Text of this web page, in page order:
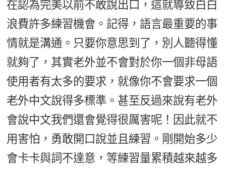
在認為完美以前不敢說出口，這就導致白白
浪費許多練習機會。記得，語言最重要的事
情就是溝通。只要你意思到了，別人聽得懂
就夠了，其實老外並不會對於你一個非母語
使用者有太多的要求，就像你不會要求一個
老外中文說得多標準。甚至反過來說有老外
會說中文我們還會覺得很厲害呢！因此就不
用害怕，勇敢開口說並且練習。剛開始多少
會卡卡與詞不達意，等練習量累積越來越多